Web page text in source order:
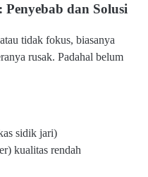
dan Solusi
tidak fokus, biasanya
rusak. Padahal belum
sidik jari)
kualitas rendah